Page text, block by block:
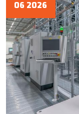
06 2026